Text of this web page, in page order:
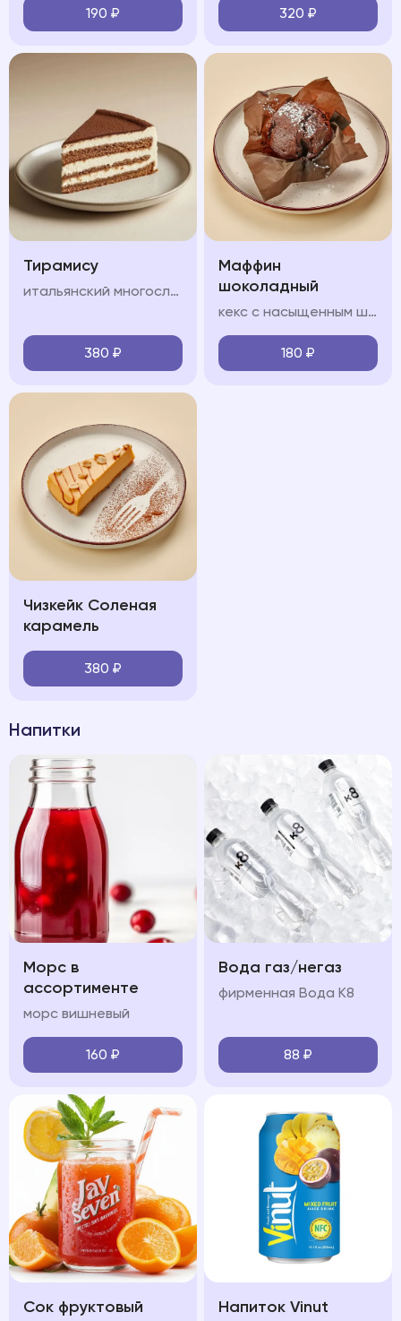
190 ₽ 320 ₽
Тирамису
итальянский многослойный десерт, в состав которого входят сыр маскарпоне, кофе, куриные яйца, сахар и печенье савоярди.
380 ₽
Маффин
шоколадный
кекс с насыщенным шоколадным вкусом, который содержит приятную жидкую кофейную структуру
180 ₽
Чизкейк Соленая
карамель
380 ₽
Напитки
Морс в
ассортименте
морс вишневый
160 ₽
Вода газ/негаз
фирменная Вода К8
88 ₽
Сок фруктовый Напиток Vinut